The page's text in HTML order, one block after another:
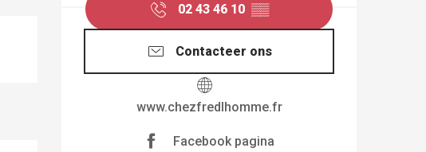
02 43 46 10 ▒▒
Contacteer ons
www.chezfredlhomme.fr
Facebook pagina